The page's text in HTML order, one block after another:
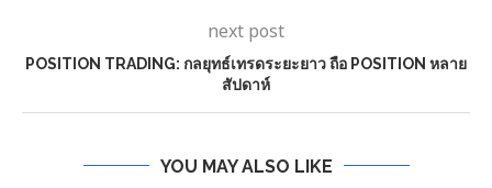
next post
POSITION TRADING: กลยุทธ์เทรดระยะยาว ถือ POSITION หลาย
สัปดาห์
YOU MAY ALSO LIKE